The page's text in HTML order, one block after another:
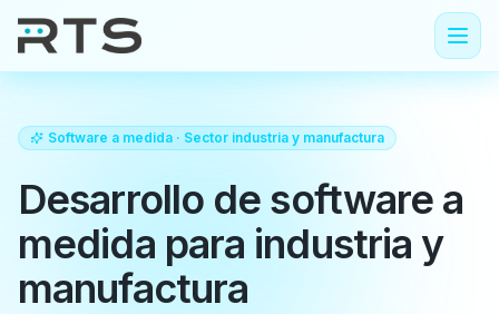
Software a medida · Sector industria y manufactura
Desarrollo de software a
medida para industria y
manufactura